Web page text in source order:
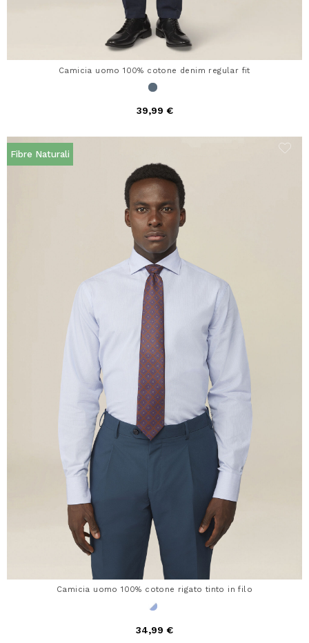
Camicia uomo 100% cotone denim regular fit
39,99 €
Fibre Naturali
Camicia uomo 100% cotone rigato tinto in filo
34,99 €